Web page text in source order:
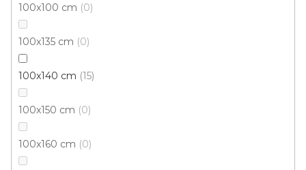
100x100 cm 0
100x135 cm 0
100x140 cm 15
100x150 cm 0
100x160 cm 0